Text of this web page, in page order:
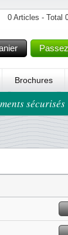
0 Articles - Total
Brochures
sécurisés